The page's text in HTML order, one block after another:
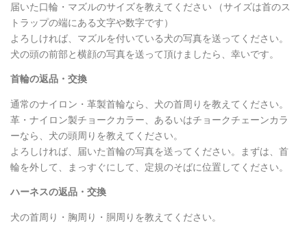
届いた口輪・マズルのサイズを教えてください （サイズは首のス
トラップの端にある文字や数字です）
よろしければ、マズルを付いている犬の写真を送ってください。
犬の頭の前部と横顔の写真を送って頂けましたら、幸いです。
首輪の返品・交換
通常のナイロン・革製首輪なら、犬の首周りを教えてください。
革・ナイロン製チョークカラー、あるいはチョークチェーンカラ
ーなら、犬の頭周りを教えてください。
よろしければ、届いた首輪の写真を送ってください。まずは、首
輪を外して、まっすぐにして、定規のそばに位置してください。
ハーネスの返品・交換
犬の首周り・胸周り・胴周りを教えてください。